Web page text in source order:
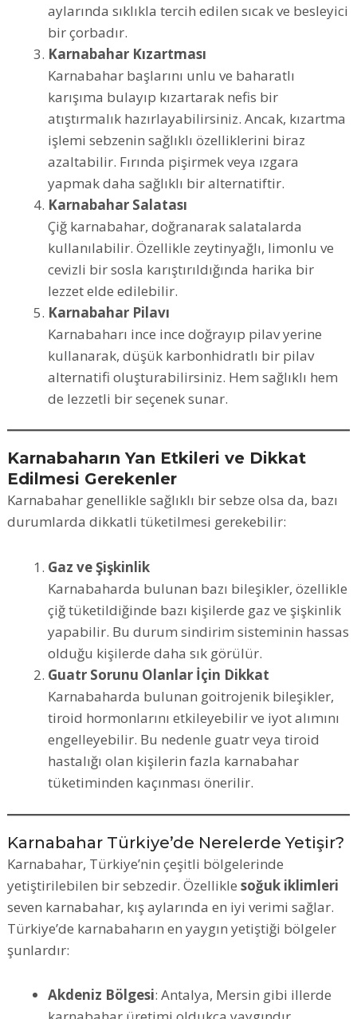
aylarında sıklıkla tercih edilen sıcak ve besleyici
bir çorbadır.
Karnabahar Kızartması
Karnabahar başlarını unlu ve baharatlı
karışıma bulayıp kızartarak nefis bir
atıştırmalık hazırlayabilirsiniz. Ancak, kızartma
işlemi sebzenin sağlıklı özelliklerini biraz
azaltabilir. Fırında pişirmek veya ızgara
yapmak daha sağlıklı bir alternatiftir.
Karnabahar Salatası
Çiğ karnabahar, doğranarak salatalarda
kullanılabilir. Özellikle zeytinyağlı, limonlu ve
cevizli bir sosla karıştırıldığında harika bir
lezzet elde edilebilir.
Karnabahar Pilavı
Karnabaharı ince ince doğrayıp pilav yerine
kullanarak, düşük karbonhidratlı bir pilav
alternatifi oluşturabilirsiniz. Hem sağlıklı hem
de lezzetli bir seçenek sunar.
Karnabaharın Yan Etkileri ve Dikkat
Edilmesi Gerekenler
Karnabahar genellikle sağlıklı bir sebze olsa da, bazı
durumlarda dikkatli tüketilmesi gerekebilir:
Gaz ve Şişkinlik
Karnabaharda bulunan bazı bileşikler, özellikle
çiğ tüketildiğinde bazı kişilerde gaz ve şişkinlik
yapabilir. Bu durum sindirim sisteminin hassas
olduğu kişilerde daha sık görülür.
Guatr Sorunu Olanlar İçin Dikkat
Karnabaharda bulunan goitrojenik bileşikler,
tiroid hormonlarını etkileyebilir ve iyot alımını
engelleyebilir. Bu nedenle guatr veya tiroid
hastalığı olan kişilerin fazla karnabahar
tüketiminden kaçınması önerilir.
Karnabahar Türkiye’de Nerelerde Yetişir?
Karnabahar, Türkiye’nin çeşitli bölgelerinde
yetiştirilebilen bir sebzedir. Özelliklesoğuk iklimleri
seven karnabahar, kış aylarında en iyi verimi sağlar.
Türkiye’de karnabaharın en yaygın yetiştiği bölgeler
şunlardır:
Akdeniz Bölgesi: Antalya, Mersin gibi illerde